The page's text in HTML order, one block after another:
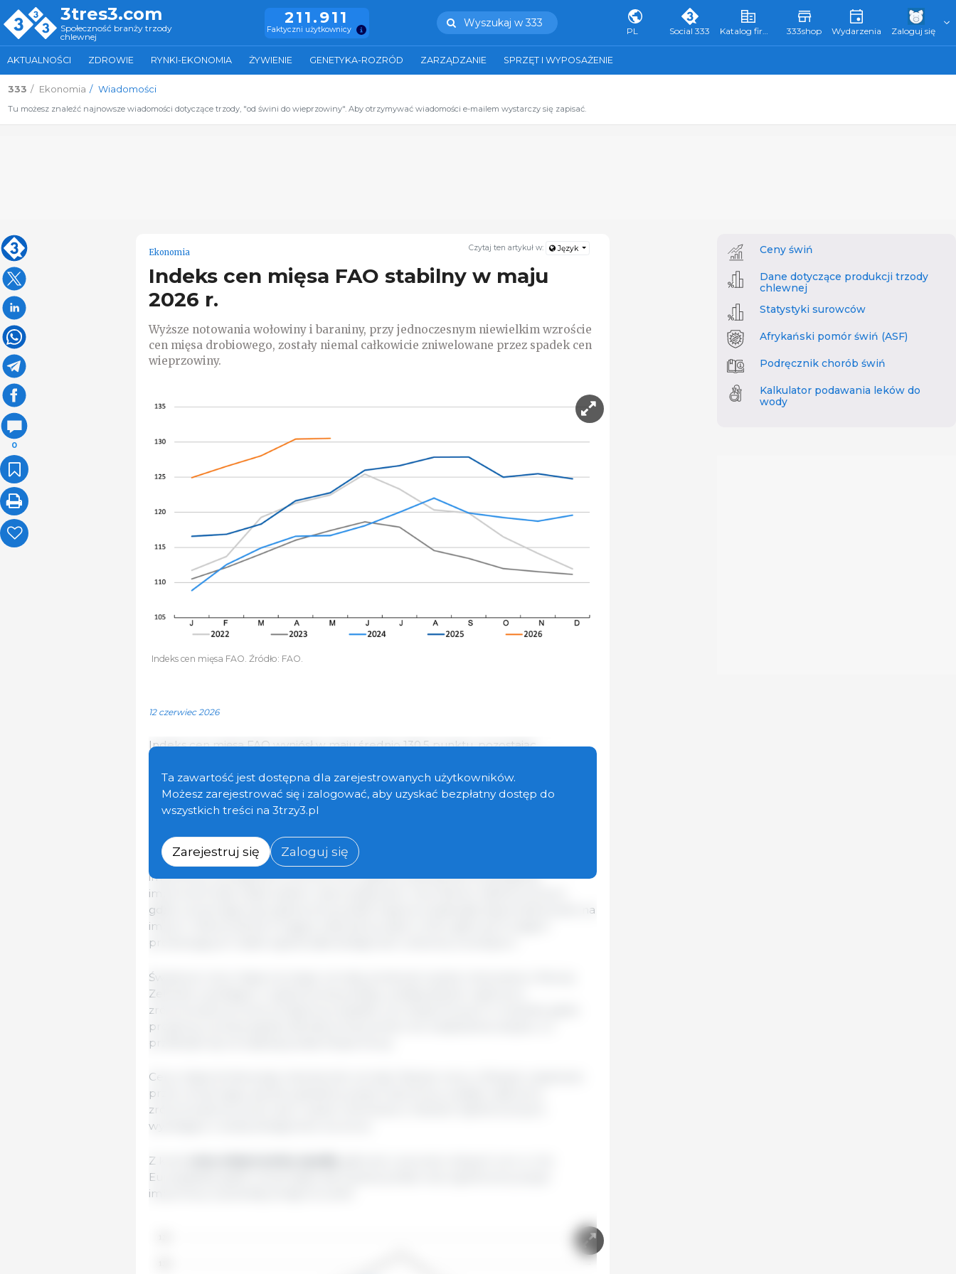
3tres3.com
Społeczność branży trzody
chlewnej
211.911
Faktyczni użytkownicy
Wyszukaj w 333
PL Social 333 Katalog firm 333 333shop Wydarzenia Zaloguj się
AKTUALNOŚCI ZDROWIE RYNKI-EKONOMIA ŻYWIENIE GENETYKA-ROZRÓD ZARZĄDZANIE SPRZĘT I WYPOSAŻENIE
333 Ekonomia Wiadomości
Tu możesz znaleźć najnowsze wiadomości dotyczące trzody, "od świni do wieprzowiny". Aby otrzymywać wiadomości e-mailem wystarczy się zapisać.
0
Czytaj ten artykuł w: Język
Ekonomia
Indeks cen mięsa FAO stabilny w maju
2026 r.
Wyższe notowania wołowiny i baraniny, przy jednoczesnym niewielkim wzroście
cen mięsa drobiowego, zostały niemal całkowicie zniwelowane przez spadek cen
wieprzowiny.
Indeks cen mięsa FAO. Źródło: FAO.
12 czerwiec 2026
Indeks cen mięsa FAO wyniósł w maju średnio 130,5 punktu, pozostając
(wzrost o 0,1%). Był jednocześnie o 7,7 punktu (6,3%) wyższy niż rok wcześniej.
Wyższe notowania wołowiny i baraniny, przy jednoczesnym niewielkim wzroście
cen mięsa drobiowego, zostały niemal całkowicie zniwelowane przez spadek cen
Międzynarodowe ceny wołowiny nadal rosły w maju, wspierane przez silny popyt
importowy, szczególnie ze strony Chin, gdzie przyznawane kontyngenty
importowe były nadal szybko wykorzystywane, oraz Stanów Zjednoczonych,
gdzie utrzymująca się ograniczona podaż krajowa zwiększała zapotrzebowanie na
import. Jednocześnie trwająca odbudowa stad w kilku głównych krajach
produkujących nadal ograniczała dostępność wołowiny na eksport.
Światowe ceny mięsa owczego wzrosły, ponieważ wyższe notowania w Nowej
Zelandii, wynikające z ograniczonej podaży, zostały jedynie częściowo
zrównoważone przez przejściowy spadek cen eksportowych w Australii, gdzie
prognozy suchej pogody skłoniły producentów do zwiększenia ubojów, co
przełożyło się na większą podaż eksportową.
Ceny mięsa drobiowego nieznacznie wzrosły. Wyższe ceny w Brazylii, wspierane
przez utrzymujący się silny globalny popyt importowy, zostały częściowo
zrównoważone przez nieco niższe notowania w Stanach Zjednoczonych,
wynikające z dużej dostępności surowca.
Z kolei
Europejskiej, gdzie utrzymująca się wysoka podaż oraz ograniczony popyt
importowy wywierały presję na rynek.
Ta zawartość jest dostępna dla zarejestrowanych użytkowników.
Możesz zarejestrować się i zalogować, aby uzyskać bezpłatny dostęp do
wszystkich treści na 3trzy3.pl
Zarejestruj się Zaloguj się
Ceny świń
Dane dotyczące produkcji trzody
chlewnej
Statystyki surowców
Afrykański pomór świń (ASF)
Podręcznik chorób świń
Kalkulator podawania leków do
wody